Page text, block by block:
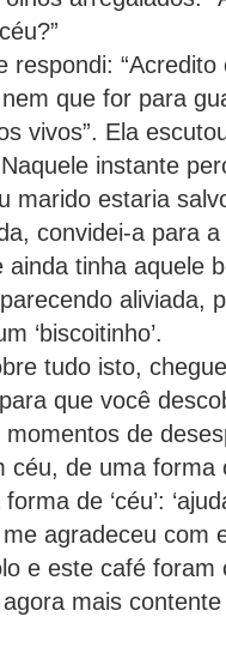
respondi:
que for para
vivos”. Ela
instante
marido estaria
convidei-a para
ainda tinha aquele
aliviada,
‘biscoitinho’.
tudo isto,
que você
de
céu, de uma forma
de ‘céu’:
agradeceu com
e este café
mais